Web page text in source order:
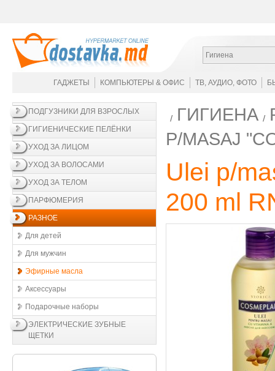
Гигиена
ГАДЖЕТЫ КОМПЬЮТЕРЫ & ОФИС ТВ, АУДИО, ФОТО
ПОДГУЗНИКИ ДЛЯ ВЗРОСЛЫХ
ГИГИЕНИЧЕСКИЕ ПЕЛЁНКИ
УХОД ЗА ЛИЦОМ
УХОД ЗА ВОЛОСАМИ
УХОД ЗА ТЕЛОМ
ПАРФЮМЕРИЯ
РАЗНОЕ
Для детей
Для мужчин
Эфирные масла
Aксессуары
Подарочные наборы
ЭЛЕКТРИЧЕСКИЕ ЗУБНЫЕ
ЩЕТКИ
ГИГИЕНА
P/MASAJ
Ulei p/
200 ml